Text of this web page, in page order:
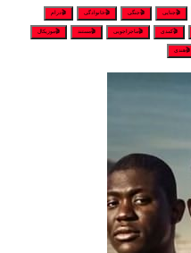
🎬جنایی 🎬جنگی 🎬خانوادگی 🎬درام
🎬کمدی 🎬ماجراجویی 🎬مستند 🎬موزیکال
🎬هندی